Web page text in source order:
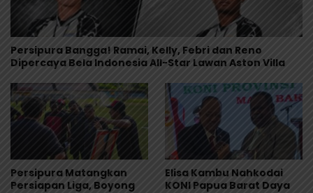
Persipura Bangga! Ramai, Kelly, Febri dan Reno
Dipercaya Bela Indonesia All-Star Lawan Aston Villa
Persipura Matangkan
Persiapan Liga, Boyong
Elisa Kambu Nahkodai
KONI Papua Barat Daya